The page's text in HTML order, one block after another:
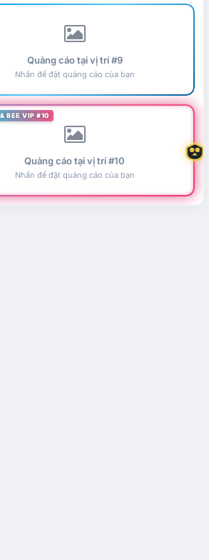
Quảng cáo tại vị trí #9
Nhấn để đặt quảng cáo của bạn
BEE VIP #10
Quảng cáo tại vị trí #10
Nhấn để đặt quảng cáo của bạn